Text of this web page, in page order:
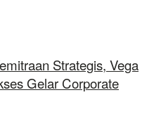
Strategis, Vega
Gelar Corporate